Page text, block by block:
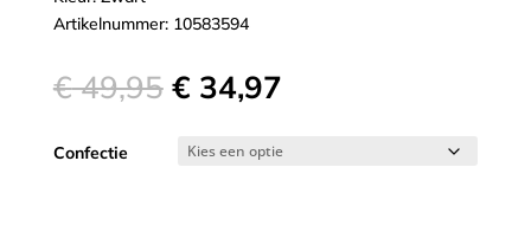
Artikelnummer: 10583594
€49,95 Oorspronkelijke
prijs
was:
€ 49,95.
€ 34,97Huidige
is:
€ 34,97.
Confectie